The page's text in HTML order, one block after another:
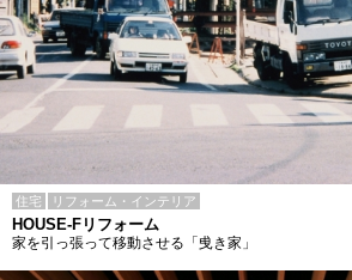
住宅 リフォーム・インテリア
HOUSE-Fリフォーム
家を引っ張って移動させる「曵き家」